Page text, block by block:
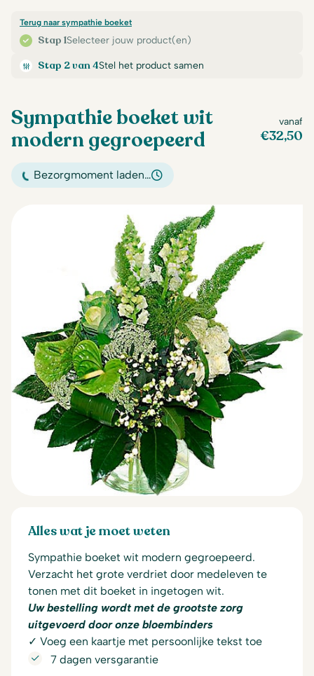
Stap 1Selecteer jouw product(en)
Terug naar sympathie boeket
Stap 2 van 4Stel het product samen
Sympathie boeket wit
modern gegroepeerd
vanaf
€32,50
Bezorgmoment laden…
Alles wat je moet weten
Sympathie boeket wit modern gegroepeerd.
Verzacht het grote verdriet door medeleven te
tonen met dit boeket in ingetogen wit.
Uw bestelling wordt met de grootste zorg
uitgevoerd door onze bloembinders
✓ Voeg een kaartje met persoonlijke tekst toe
7 dagen versgarantie